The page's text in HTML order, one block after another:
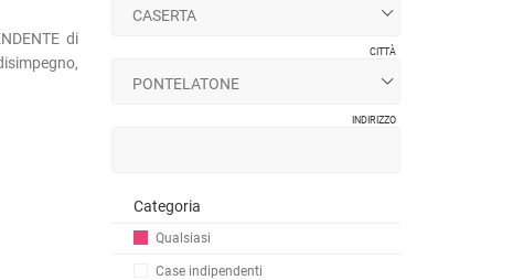
di
CITTÀ
INDIRIZZO
Categoria
Qualsiasi
Case indipendenti